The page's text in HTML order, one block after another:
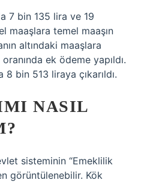
7 bin 135 lira ve 19
maaşlara temel maaşın
altındaki maaşlara
ek ödeme yapıldı.
8 bin 513 liraya çıkarıldı.
NASIL
sisteminin “Emeklilik
görüntülenebilir. Kök